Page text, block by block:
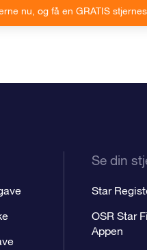
nu, og få en GRATIS
Se din
Star
OSR Star
Appen